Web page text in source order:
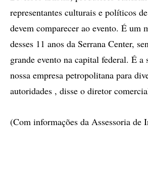
representantes culturais e políticos
devem comparecer ao evento. É um
desses 11 anos da Serrana Center,
grande evento na capital federal. É
nossa empresa petropolitana para
autoridades , disse o diretor
(Com informações da Assessoria de